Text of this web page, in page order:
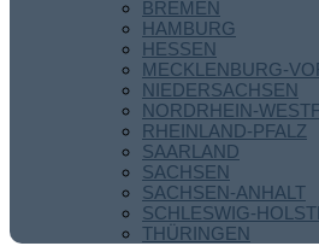
BREMEN
HAMBURG
HESSEN
MECKLENBURG-
NIEDERSACHSEN
NORDRHEIN-
RHEINLAND-PFALZ
SAARLAND
SACHSEN
SACHSEN-ANHALT
SCHLESWIG-
THÜRINGEN